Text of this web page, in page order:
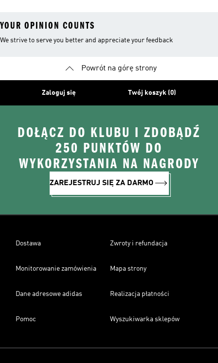
YOUR OPINION COUNTS
We strive to serve you better and appreciate your feedback
Powrót na górę strony
Zaloguj się Twój koszyk (0)
DOŁĄCZ DO KLUBU I ZDOBĄDŹ
250 PUNKTÓW DO
WYKORZYSTANIA NA NAGRODY
ZAREJESTRUJ SIĘ ZA DARMO
Dostawa Zwroty i refundacja
Monitorowanie zamówienia Mapa strony
Dane adresowe adidas Realizacja płatności
Pomoc Wyszukiwarka sklepów